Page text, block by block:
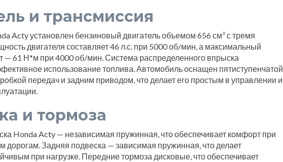
и трансмиссия
Acty установлен бензиновый двигатель объемом 656 см³ с тремя
двигателя составляет 46 л.с. при 5000 об/мин, а максимальный
— 61 Н*м при 4000 об/мин. Система распределенного впрыска
использование топлива. Автомобиль оснащен пятиступенчатой
передач и задним приводом, что делает его простым в управлении и
и тормоза
Honda Acty — независимая пружинная, что обеспечивает комфорт при
дорогам. Задняя подвеска — зависимая пружинная, что делает
при нагрузке. Передние тормоза дисковые, что обеспечивает